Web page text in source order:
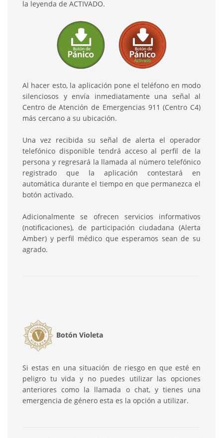
la leyenda de ACTIVADO.
Al hacer esto, la aplicación pone el teléfono en modo
silenciosos y envía inmediatamente una señal al
Centro de Atención de Emergencias 911 (Centro C4)
más cercano a su ubicación.
Una vez recibida su señal de alerta el operador
telefónico disponible tendrá acceso al perfil de la
persona y regresará la llamada al número telefónico
registrado que la aplicación contestará en
automática durante el tiempo en que permanezca el
botón activado.
Adicionalmente se ofrecen servicios informativos
(notificaciones), de participación ciudadana (Alerta
Amber) y perfil médico que esperamos sean de su
agrado.
Botón Violeta
Si estas en una situación de riesgo en que esté en
peligro tu vida y no puedes utilizar las opciones
anteriores como la llamada o chat, y tienes una
emergencia de género esta es la opción a utilizar.